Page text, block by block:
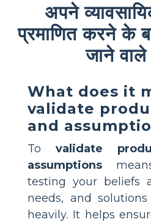
अपने
प्रमाणित करने के
जाने
What does it
validate
and
To validate
assumptions
testing your beliefs
needs, and
heavily. It helps